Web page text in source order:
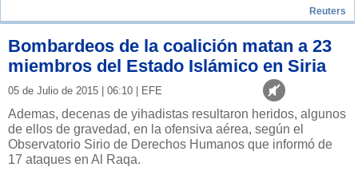
Reuters
Bombardeos de la coalición matan a 23
miembros del Estado Islámico en Siria
05 de Julio de 2015 | 06:10 | EFE
Ademas, decenas de yihadistas resultaron heridos, algunos
de ellos de gravedad, en la ofensiva aérea, según el
Observatorio Sirio de Derechos Humanos que informó de
17 ataques en Al Raqa.